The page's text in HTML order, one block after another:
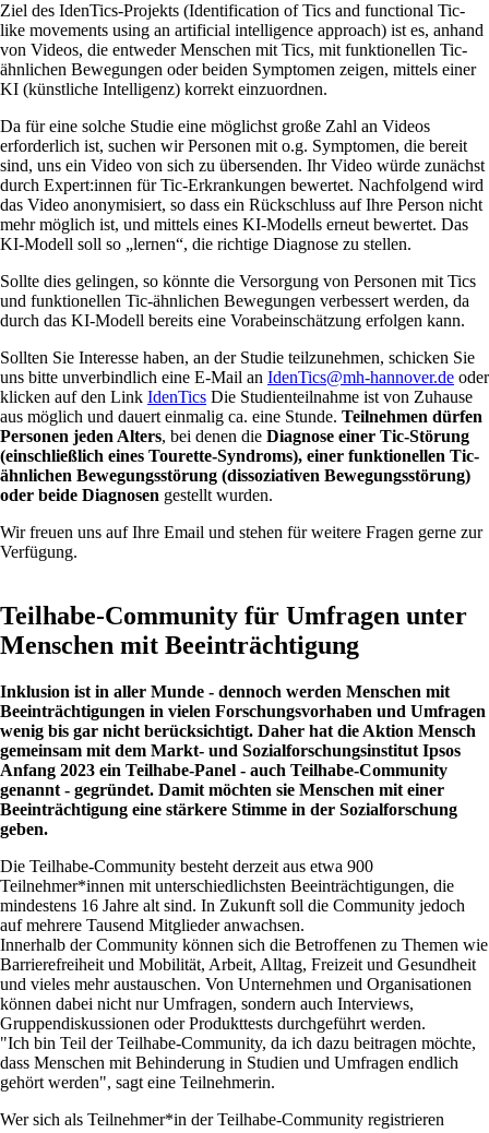
Ziel des IdenTics-Projekts (Identification of Tics and functional Tic-
like movements using an artificial intelligence approach) ist es, anhand
von Videos, die entweder Menschen mit Tics, mit funktionellen Tic-
ähnlichen Bewegungen oder beiden Symptomen zeigen, mittels einer
KI (künstliche Intelligenz) korrekt einzuordnen.
Da für eine solche Studie eine möglichst große Zahl an Videos
erforderlich ist, suchen wir Personen mit o.g. Symptomen, die bereit
sind, uns ein Video von sich zu übersenden. Ihr Video würde zunächst
durch Expert:innen für Tic-Erkrankungen bewertet. Nachfolgend wird
das Video anonymisiert, so dass ein Rückschluss auf Ihre Person nicht
mehr möglich ist, und mittels eines KI-Modells erneut bewertet. Das
KI-Modell soll so „lernen“, die richtige Diagnose zu stellen.
Sollte dies gelingen, so könnte die Versorgung von Personen mit Tics
und funktionellen Tic-ähnlichen Bewegungen verbessert werden, da
durch das KI-Modell bereits eine Vorabeinschätzung erfolgen kann.
Sollten Sie Interesse haben, an der Studie teilzunehmen, schicken Sie
uns bitte unverbindlich eine E-Mail an IdenTics@mh-hannover.de oder
klicken auf den Link IdenTics Die Studienteilnahme ist von Zuhause
aus möglich und dauert einmalig ca. eine Stunde. Teilnehmen dürfen
Personen jeden Alters, bei denen die Diagnose einer Tic-Störung
(einschließlich eines Tourette-Syndroms), einer funktionellen Tic-
ähnlichen Bewegungsstörung (dissoziativen Bewegungsstörung)
oder beide Diagnosen gestellt wurden.
Wir freuen uns auf Ihre Email und stehen für weitere Fragen gerne zur
Verfügung.
Teilhabe-Community für Umfragen unter
Menschen mit Beeinträchtigung
Inklusion ist in aller Munde - dennoch werden Menschen mit
Beeinträchtigungen in vielen Forschungsvorhaben und Umfragen
wenig bis gar nicht berücksichtigt. Daher hat die Aktion Mensch
gemeinsam mit dem Markt- und Sozialforschungsinstitut Ipsos
Anfang 2023 ein Teilhabe-Panel - auch Teilhabe-Community
genannt - gegründet. Damit möchten sie Menschen mit einer
Beeinträchtigung eine stärkere Stimme in der Sozialforschung
geben.
Die Teilhabe-Community besteht derzeit aus etwa 900
Teilnehmer*innen mit unterschiedlichsten Beeinträchtigungen, die
mindestens 16 Jahre alt sind. In Zukunft soll die Community jedoch
auf mehrere Tausend Mitglieder anwachsen.
Innerhalb der Community können sich die Betroffenen zu Themen wie
Barrierefreiheit und Mobilität, Arbeit, Alltag, Freizeit und Gesundheit
und vieles mehr austauschen. Von Unternehmen und Organisationen
können dabei nicht nur Umfragen, sondern auch Interviews,
Gruppendiskussionen oder Produkttests durchgeführt werden.
"Ich bin Teil der Teilhabe-Community, da ich dazu beitragen möchte,
dass Menschen mit Behinderung in Studien und Umfragen endlich
gehört werden", sagt eine Teilnehmerin.
Wer sich als Teilnehmer*in der Teilhabe-Community registrieren